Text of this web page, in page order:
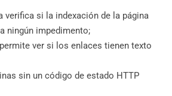
verifica si la indexación de la página
ningún impedimento;
ver si los enlaces tienen texto
sin un código de estado HTTP